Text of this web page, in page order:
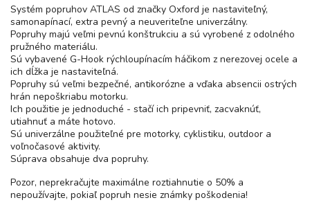
Systém popruhov ATLAS od značky Oxford je nastaviteľný,
samonapínací, extra pevný a neuveriteľne univerzálny.
Popruhy majú veľmi pevnú konštrukciu a sú vyrobené z odolného
pružného materiálu.
Sú vybavené G-Hook rýchloupínacím háčikom z nerezovej ocele a
ich dĺžka je nastaviteľná.
Popruhy sú veľmi bezpečné, antikorózne a vďaka absencii ostrých
hrán nepoškriabu motorku.
Ich použitie je jednoduché - stačí ich pripevniť, zacvaknúť,
utiahnuť a máte hotovo.
Sú univerzálne použiteľné pre motorky, cyklistiku, outdoor a
voľnočasové aktivity.
Súprava obsahuje dva popruhy.
Pozor, neprekračujte maximálne roztiahnutie o 50% a
nepoužívajte, pokiaľ popruh nesie známky poškodenia!